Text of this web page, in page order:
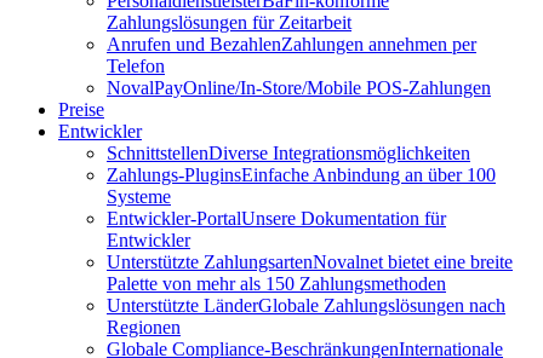
Zahlungslösungen für Zeitarbeit
Anrufen und BezahlenZahlungen annehmen per
Telefon
NovalPayOnline/In-Store/Mobile POS-Zahlungen
Preise
Entwickler
SchnittstellenDiverse Integrationsmöglichkeiten
Zahlungs-PluginsEinfache Anbindung an über 100
Systeme
Entwickler-PortalUnsere Dokumentation für
Entwickler
Unterstützte ZahlungsartenNovalnet bietet eine breite
Palette von mehr als 150 Zahlungsmethoden
Unterstützte LänderGlobale Zahlungslösungen nach
Regionen
Globale Compliance-BeschränkungenInternationale